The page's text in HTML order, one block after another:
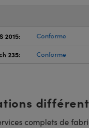
2015: Conforme
235: Conforme
complets de